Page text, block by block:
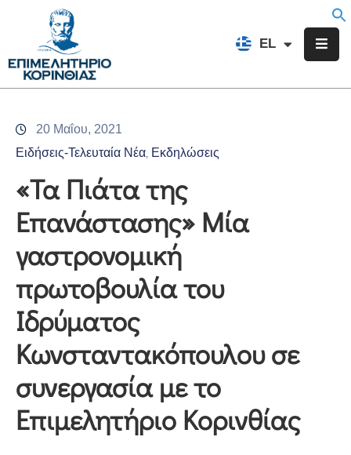
EL
FR
Επιμελητήριο
Υπηρεσίες
Προγράμματα
&
Δράσεις
Εκδηλώσεις
Επικοινωνία
20 Μαΐου, 2021
Ειδήσεις-Τελευταία Νέα Εκδηλώσεις
«Τα Πιάτα της
Επανάστασης» Μία
γαστρονομική
πρωτοβουλία του
Ιδρύματος
Κωνσταντακόπουλου σε
συνεργασία με το
Επιμελητήριο Κορινθίας